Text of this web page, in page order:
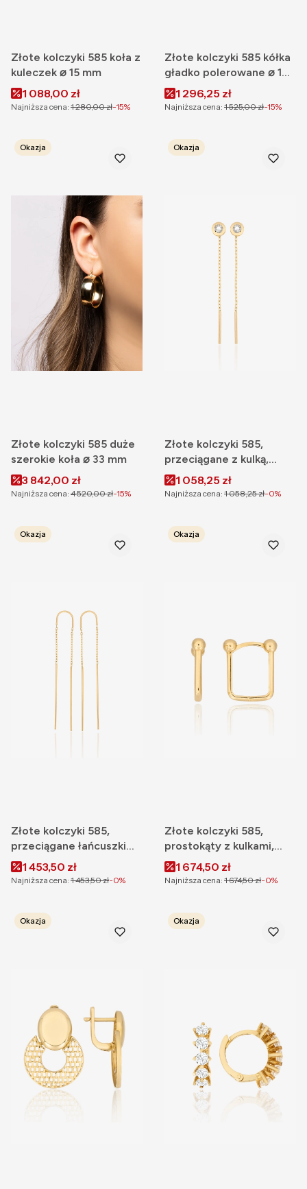
Złote kolczyki 585 koła z
kuleczek ⌀ 15 mm
Cena promocyjna
1 088,00 zł
Najniższa cena: 1 280,00 zł-15%
Złote kolczyki 585 kółka
gładko polerowane ⌀ 19
mmCena promocyjna
1 296,25 zł
Najniższa cena: 1 525,00 zł-15%
Okazja
Złote kolczyki 585 duże
szerokie koła ⌀ 33 mm
Cena promocyjna
3 842,00 zł
Najniższa cena: 4 520,00 zł-15%
Okazja
Złote kolczyki 585,
przeciągane z kulką,
cyrkonia
Cena promocyjna
1 058,25 zł
Najniższa cena: 1 058,25 zł-0%
Okazja
Złote kolczyki 585,
przeciągane łańcuszki
wiszące
Cena promocyjna
1 453,50 zł
Najniższa cena: 1 453,50 zł-0%
Okazja
Złote kolczyki 585,
prostokąty z kulkami,
zatrzask
Cena promocyjna
1 674,50 zł
Najniższa cena: 1 674,50 zł-0%
Okazja Okazja